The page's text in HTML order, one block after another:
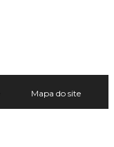
Mapa do site